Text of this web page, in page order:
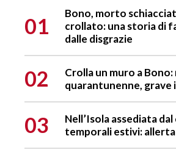
01
Bono, morto
crollato: una storia di
dalle disgrazie
02
Crolla un muro a
quarantunenne, grave
03
Nell’Isola assediata
temporali estivi: